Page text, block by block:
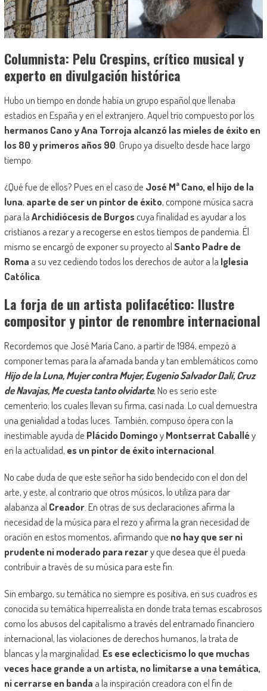
Columnista: Pelu Crespins, crítico musical y
experto en divulgación histórica
Hubo un tiempo en donde había un grupo español que llenaba
estadios en España y en el extranjero. Aquel trío compuesto por los
hermanos Cano y Ana Torroja alcanzó las mieles de éxito en
los 80 y primeros años 90 . Grupo ya disuelto desde hace largo
tiempo.
¿Qué fue de ellos? Pues en el caso de José Mª Cano, el hijo de la
luna, aparte de ser un pintor de éxito, compone música sacra
para laArchidiócesis de Burgoscuya finalidad es ayudar a los
cristianos a rezar y a recogerse en estos tiempos de pandemia. Él
mismo se encargó de exponer su proyecto alSanto Padre de
Roma a su vez cediendo todos los derechos de autor a la Iglesia
Católica
La forja de un artista polifacético: Ilustre
compositor y pintor de renombre internacional
Recordemos que José María Cano, a partir de 1984, empezó a
componer temas para la afamada banda y tan emblemáticos como
Hijo de la Luna, Mujer contra Mujer, Eugenio Salvador Dalí, Cruz
de Navajas, Me cuesta tanto olvidarte, No es serio este
cementerio; los cuales llevan su firma, casi nada. Lo cual demuestra
una genialidad a todas luces. También, compuso ópera con la
inestimable ayuda de Plácido DomingoyMontserrat Caballéy
en la actualidad, es un pintor de éxito internacional.
No cabe duda de que este señor ha sido bendecido con el don del
arte, y este, al contrario que otros músicos, lo utiliza para dar
alabanza al Creador. En otras de sus declaraciones afirma la
necesidad de la música para el rezo y afirma la gran necesidad de
oración en estos momentos, afirmando que no hay que ser ni
prudente ni moderado para rezary que desea que él pueda
contribuir a través de su música para este fin.
Sin embargo, su temática no siempre es positiva, en sus cuadros es
conocida su temática hiperrealista en donde trata temas escabrosos
como los abusos del capitalismo a través del entramado financiero
internacional, las violaciones de derechos humanos, la trata de
blancas y la marginalidad. Es ese eclecticismo lo que muchas
veces hace grande a un artista, no limitarse a una temática,
ni cerrarse en banda a la inspiración creadora con el fin de